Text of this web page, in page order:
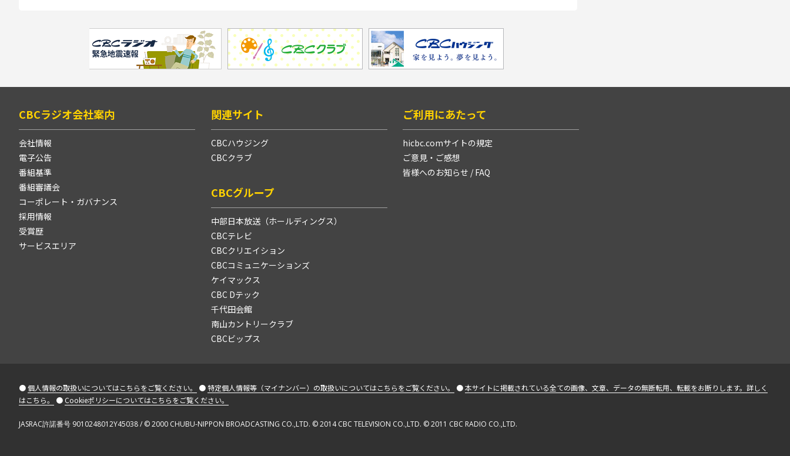
CBCラジオ会社案内
会社情報
電子公告
番組基準
番組審議会
コーポレート・ガバナンス
採用情報
受賞歴
サービスエリア
関連サイト
CBCハウジング
CBCクラブ
CBCグループ
中部日本放送（ホールディングス）
CBCテレビ
CBCクリエイション
CBCコミュニケーションズ
ケイマックス
CBC Dテック
千代田会館
南山カントリークラブ
CBCビップス
ご利用にあたって
hicbc.comサイトの規定
ご意見・ご感想
皆様へのお知らせ / FAQ
●個人情報の取扱いについてはこちらをご覧ください。 ●特定個人情報等（マイナンバー）の取扱いについてはこちらをご覧ください。 ●本サイトに掲載されている全ての画像、文章、データの無断転用、転載をお断りします。詳しく
はこちら。
●Cookieポリシーについてはこちらをご覧ください。
JASRAC許諾番号 9010248012Y45038 / © 2000 CHUBU-NIPPON BROADCASTING CO.,LTD. © 2014 CBC TELEVISION CO.,LTD. © 2011 CBC RADIO CO.,LTD.